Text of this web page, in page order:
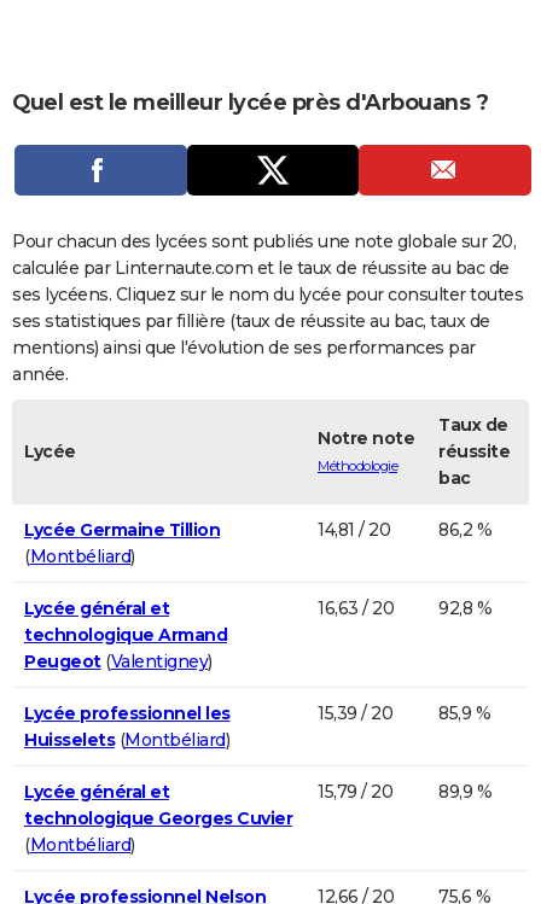
Dictionnaire
Biographies
Expressions
Proverbes
PROGRAMME TV
COPAINS D'AVANT
S'inscrire
Se connecter
Lycées
Collèges
Primaires
Universités
Entreprises
Service militaire
Avis de recherche
AVIS DE DÉCÈS
FORUM
Bricolage
Lifestyle
Culture
Sport
Auto
Television
Voyage
Cinema
Quel est le meilleur lycée près d'Arbouans ?
Pour chacun des lycées sont publiés une note globale sur 20,
calculée par Linternaute.com et le taux de réussite au bac de
ses lycéens. Cliquez sur le nom du lycée pour consulter toutes
ses statistiques par fillière (taux de réussite au bac, taux de
mentions) ainsi que l'évolution de ses performances par
année.
Lycée
Notre note
Méthodologie
Taux de
réussite
bac
Lycée Germaine Tillion
(Montbéliard)
14,81 / 20 86,2 %
Lycée général et
technologique Armand
Peugeot(Valentigney)
16,63 / 20 92,8 %
Lycée professionnel les
Huisselets(Montbéliard)
15,39 / 20 85,9 %
Lycée général et
technologique Georges Cuvier
(Montbéliard)
15,79 / 20 89,9 %
Lycée professionnel Nelson
12,66 / 20 75,6 %